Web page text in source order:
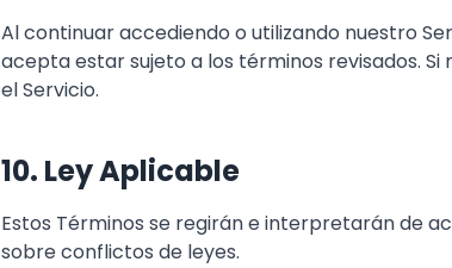
Al continuar accediendo o utilizando nuestro
acepta estar sujeto a los términos revisados.
el Servicio.
10. Ley Aplicable
Estos Términos se regirán e interpretarán de
sobre conflictos de leyes.